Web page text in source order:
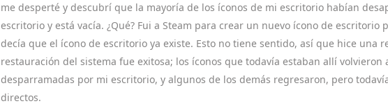
me desperté y descubrí que la mayoría de los íconos de mi escritorio habían
escritorio y está vacía. ¿Qué? Fui a Steam para crear un nuevo ícono de
decía que el ícono de escritorio ya existe. Esto no tiene sentido, así que hice una
restauración del sistema fue exitosa; los íconos que todavía estaban allí volvieron
desparramadas por mi escritorio, y algunos de los demás regresaron, pero
directos.